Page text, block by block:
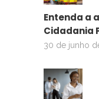
Entenda a
Cidadania
30 de junho